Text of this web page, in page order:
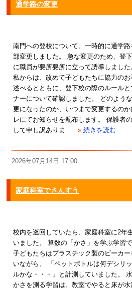
通学路の変更
南門への登校について、一時的に通学路
部変更しました。 急な変更のため、登
に職員が要所要所に立って誘導しました
私からは、改めて子どもたちに協力のお
述べるとともに、登下校の際のルールと
ナーについて確認しました。 どのよう
更になったのか、いつまで変更するの
レにてお知らせを配布します。 保護者
して申し訳ありま...
» 続きを読む
2026年07月14日 17:00
家庭科室でさんすう
校内を巡回していたら、家庭科室に2年
いました。 算数の「かさ」を学ぶ学習で
子どもたちはプラスチック製のビーカー
いながら、 「ペットボトルは何デシリ
ルかな・・・」と計測していました。
かさを測る学習は、教室でやると床が水